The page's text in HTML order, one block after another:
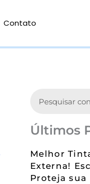
Contato
Últimos
Melhor
Externa!
Proteja sua